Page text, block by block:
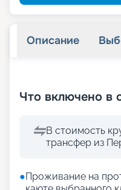
Описание
Что включено в
В стоимость
трансфер из
●Проживание на